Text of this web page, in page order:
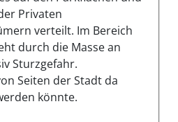
Privaten
verteilt. Im Bereich
durch die Masse an
Sturzgefahr.
Seiten der Stadt da
könnte.